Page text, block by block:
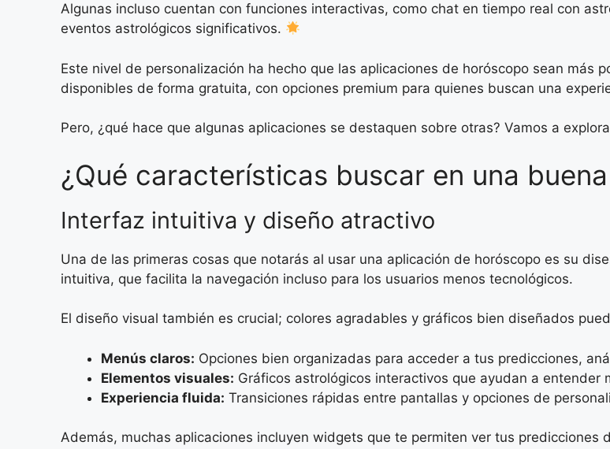
Algunas incluso cuentan con funciones interactivas, como chat en tiempo real con
eventos astrológicos significativos.
Este nivel de personalización ha hecho que las aplicaciones de horóscopo sean más
disponibles de forma gratuita, con opciones premium para quienes buscan una
Pero, ¿qué hace que algunas aplicaciones se destaquen sobre otras? Vamos a
¿Qué características buscar en una
Interfaz intuitiva y diseño atractivo
Una de las primeras cosas que notarás al usar una aplicación de horóscopo es su
intuitiva, que facilita la navegación incluso para los usuarios menos tecnológicos.
El diseño visual también es crucial; colores agradables y gráficos bien diseñados
Menús claros: Opciones bien organizadas para acceder a tus predicciones,
Elementos visuales: Gráficos astrológicos interactivos que ayudan a entender
Experiencia fluida: Transiciones rápidas entre pantallas y opciones de
Además, muchas aplicaciones incluyen widgets que te permiten ver tus